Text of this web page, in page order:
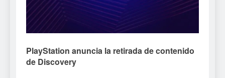
PlayStation anuncia la retirada de contenido
de Discovery